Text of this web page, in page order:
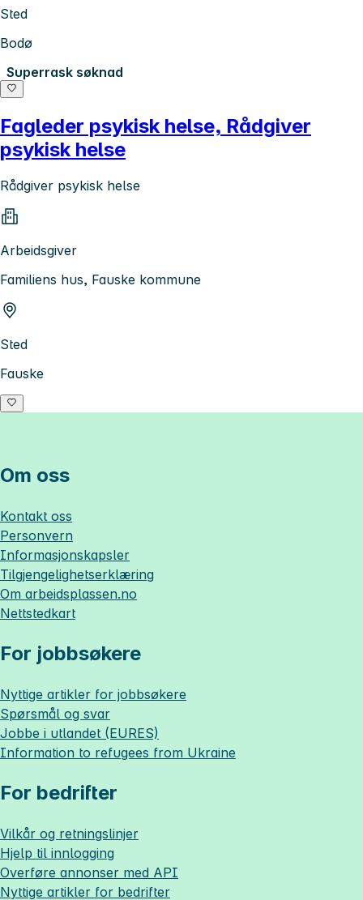
Sted
Bodø
Superrask søknad
Fagleder psykisk helse, Rådgiver
psykisk helse
Rådgiver psykisk helse
Arbeidsgiver
Familiens hus, Fauske kommune
Sted
Fauske
Om oss
Kontakt oss
Personvern
Informasjonskapsler
Tilgjengelighetserklæring
Om arbeidsplassen.no
Nettstedkart
For jobbsøkere
Nyttige artikler for jobbsøkere
Spørsmål og svar
Jobbe i utlandet (EURES)
Information to refugees from Ukraine
For bedrifter
Vilkår og retningslinjer
Hjelp til innlogging
Overføre annonser med API
Nyttige artikler for bedrifter